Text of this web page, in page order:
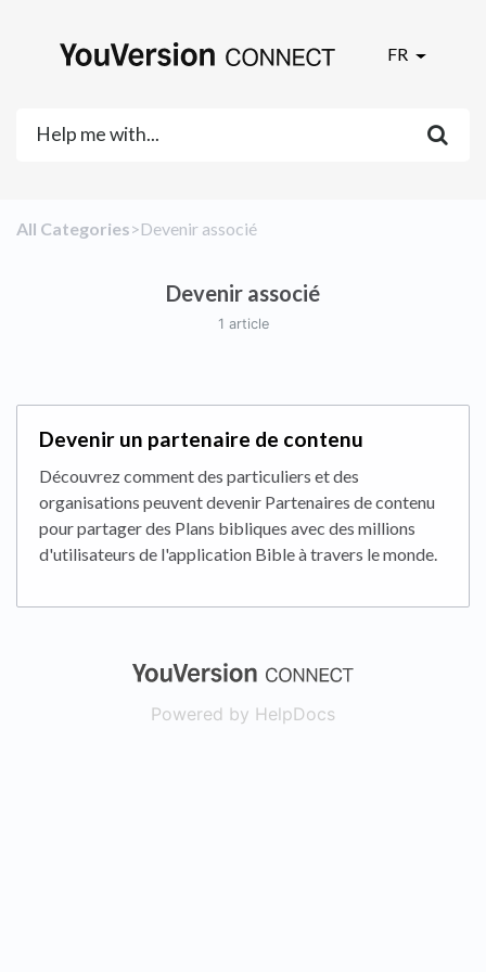
FR
All Categories​>​​Devenir associé
Devenir associé
1 article
Devenir un partenaire de contenu
Découvrez comment des particuliers et des
organisations peuvent devenir Partenaires de contenu
pour partager des Plans bibliques avec des millions
d'utilisateurs de l'application Bible à travers le monde.
(opens in a
Powered by HelpDocs